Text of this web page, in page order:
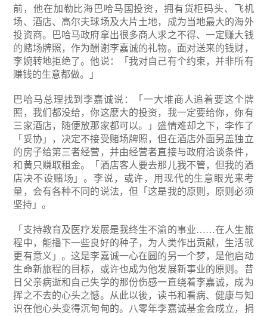
前，他在加勒比海巴哈马国投资，拥有货柜码头、飞机
场、酒店、高尔夫球场及大片土地，成为当地最大的海外
投资商。巴哈马政府拿出很多商人求之不得、一定赚大钱
的赌场牌照，作为酬谢李嘉诚的礼物。面对送来的钱财，
李婉转地拒绝了。他说：「我对自己有个约束，并非所有
赚钱的生意都做。」
巴哈马总理找到李嘉诚说：「一大堆商人追着要这个牌
照，我们都没给，你这麽大的投资，我一定要给你，你有
三家酒店，随便放那家都可以。」盛情难却之下，李作了
「妥协」，决定不接受赌场牌照，但在酒店外面另盖独立
的房子给第三者经营，并由经营者直接与政府洽谈条件，
和黄只赚取租金。「酒店客人要去那儿我不管，但我的酒
店决不设赌场」。李说，或许，用现代的生意眼光来考
量，会有各种不同的说法，但「这是我的原则，原则必须
坚持」。
「支持教育及医疗发展是我终生不渝的事业……在人生旅
程中，能播下一些良好的种子，为人类作出贡献，生活就
更有意义」。这是李嘉诚一心在圆的另一个梦，是他启动
生命新旅程的目标，或许也成为他发展新事业的原则。昔
日父亲病逝和自己失学的那份伤感一直绕着李嘉诚，成为
挥之不去的心头之憾。从此以後，读书和看病、健康与知
识在他心头变得沉甸甸的。八零年李嘉诚基金会成立，捐